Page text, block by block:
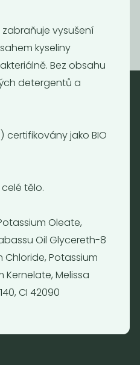
vysušení
kyseliny
Bez obsahu
detergentů a
certifikovány jako BIO
tělo.
Oleate,
Oil Glycereth-8
Chloride, Potassium
Kernelate, Melissa
CI 42090